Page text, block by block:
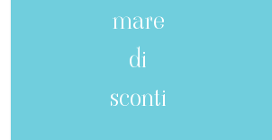
mare
di
sconti